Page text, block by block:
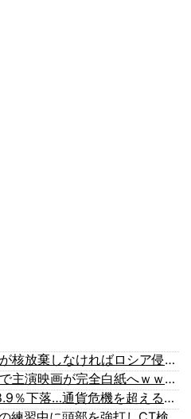
石破茂前総理「ウクライナが核放棄しなければロシア侵攻しなかった」！
佐藤二朗、橋本愛との騒動で主演映画が完全白紙へｗｗｗｗｗ
【韓国株】 7月のKOSPI 28.9％下落…通貨危機を超える過去最大の下げ幅